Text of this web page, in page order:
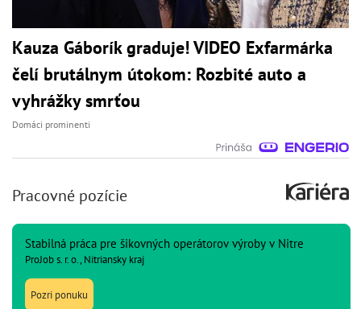
Kauza Gáborík graduje! VIDEO Exfarmárka
čelí brutálnym útokom: Rozbité auto a
vyhrážky smrťou
Domáci prominenti
Pracovné pozície
Stabilná práca pre šikovných operátorov výroby v Nitre
ProJob s. r. o., Nitriansky kraj
Pozri ponuku